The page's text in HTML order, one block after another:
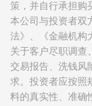
策，并自行承担购
本公司与投资者双
法》、《金融机构
关于客户尽职调查
交易报告、洗钱风
求。投资者应按照
料的真实性、准确